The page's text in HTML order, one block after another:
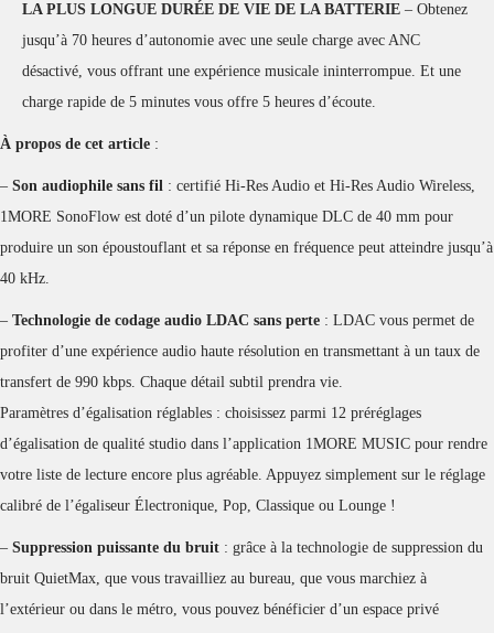
LA PLUS LONGUE DURÉE DE VIE DE LA BATTERIE – Obtenez
jusqu’à 70 heures d’autonomie avec une seule charge avec ANC
désactivé, vous offrant une expérience musicale ininterrompue. Et une
charge rapide de 5 minutes vous offre 5 heures d’écoute.
À propos de cet article :
– Son audiophile sans fil : certifié Hi-Res Audio et Hi-Res Audio Wireless,
1MORE SonoFlow est doté d’un pilote dynamique DLC de 40 mm pour
produire un son époustouflant et sa réponse en fréquence peut atteindre jusqu’à
40 kHz.
– Technologie de codage audio LDAC sans perte : LDAC vous permet de
profiter d’une expérience audio haute résolution en transmettant à un taux de
transfert de 990 kbps. Chaque détail subtil prendra vie.
Paramètres d’égalisation réglables : choisissez parmi 12 préréglages
d’égalisation de qualité studio dans l’application 1MORE MUSIC pour rendre
votre liste de lecture encore plus agréable. Appuyez simplement sur le réglage
calibré de l’égaliseur Électronique, Pop, Classique ou Lounge !
– Suppression puissante du bruit : grâce à la technologie de suppression du
bruit QuietMax, que vous travailliez au bureau, que vous marchiez à
l’extérieur ou dans le métro, vous pouvez bénéficier d’un espace privé